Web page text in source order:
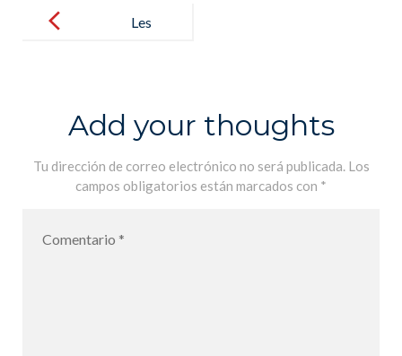
navigation
Les
Add your thoughts
Tu dirección de correo electrónico no será publicada. Los
campos obligatorios están marcados con *